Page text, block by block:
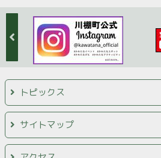
トピックス
サイトマップ